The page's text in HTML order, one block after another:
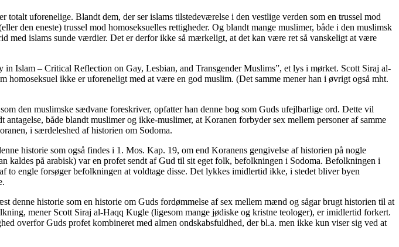
uforenelige. Blandt dem, der ser islams tilstedeværelse i den vestlige verden som en trussel mod
den eneste) trussel mod homoseksuelles rettigheder. Og blandt mange muslimer, både i den muslimsk
med islams sunde værdier. Det er derfor ikke så mærkeligt, at det kan være ret så vanskeligt at være
Islam – Critical Reflection on Gay, Lesbian, and Transgender Muslims”, et lys i mørket. Scott Siraj al-
ikke er uforeneligt med at være en god muslim. (Det samme mener han i øvrigt også mht.
den muslimske sædvane foreskriver, opfatter han denne bog som Guds ufejlbarlige ord. Dette vil
både blandt muslimer og ikke-muslimer, at Koranen forbyder sex mellem personer af samme
i særdeleshed af historien om Sodoma.
historie som også findes i 1. Mos. Kap. 19, om end Koranens gengivelse af historien på nogle
på arabisk) var en profet sendt af Gud til sit eget folk, befolkningen i Sodoma. Befolkningen i
engle forsøger befolkningen at voldtage disse. Det lykkes imidlertid ikke, i stedet bliver byen
denne historie som en historie om Guds fordømmelse af sex mellem mænd og sågar brugt historien til at
mener Scott Siraj al-Haqq Kugle (ligesom mange jødiske og kristne teologer), er imidlertid forkert.
overfor Guds profet kombineret med almen ondskabsfuldhed, der bl.a. men ikke kun viser sig ved at